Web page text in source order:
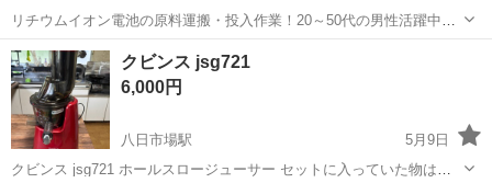
リチウムイオン電池の原料運搬・投入作業！20～50代の男性活躍中★
ワンルーム寮完備！赴任旅費会社負担！年間休日130日★フォークリフ
ト免許お持ちの方、活躍中！就業先食堂利用可★《神奈川県相模原
市》 人気の工場のお仕事 ◇電...
神奈川 相模原市
クビンス jsg721
6,000円
八日市場駅
5月9日
クビンス jsg721 ホールスロージューサー セットに入っていた物は全